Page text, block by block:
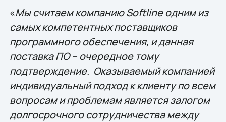
«Мы считаем компанию Softline одним из
самых компетентных поставщиков
программного обеспечения, и данная
поставка ПО – очередное тому
подтверждение. Оказываемый компанией
индивидуальный подход к клиенту по всем
вопросам и проблемам является залогом
долгосрочного сотрудничества между